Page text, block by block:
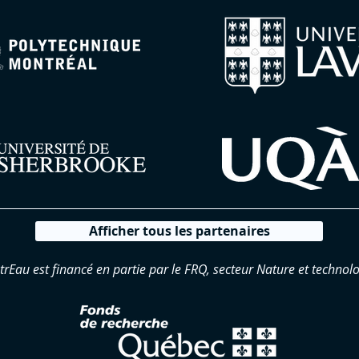
Afficher tous les partenaires
est financé en partie par le FRQ, secteur Nature et